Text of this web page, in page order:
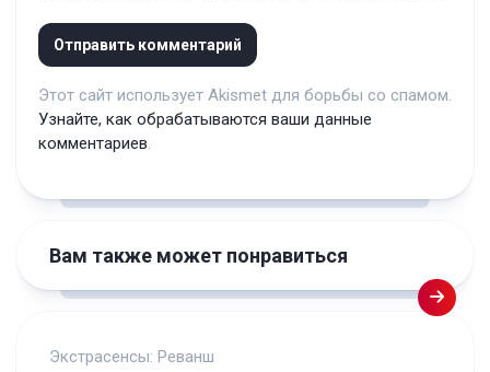
Этот сайт использует Akismet для борьбы со спамом.
Узнайте, как обрабатываются ваши данные
комментариев.
Вам также может понравиться
Экстрасенсы: Реванш